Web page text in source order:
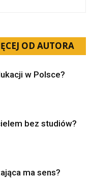
OD AUTORA
w Polsce?
bez studiów?
ma sens?